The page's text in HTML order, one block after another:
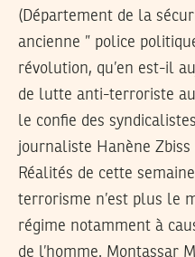
(Département de la
ancienne ” police
révolution, qu’en est-il
de lutte anti-terroriste
le confie des
journaliste Hanène Zbiss
Réalités de cette
terrorisme n’est plus le
régime notamment à
de l’homme. Montassar